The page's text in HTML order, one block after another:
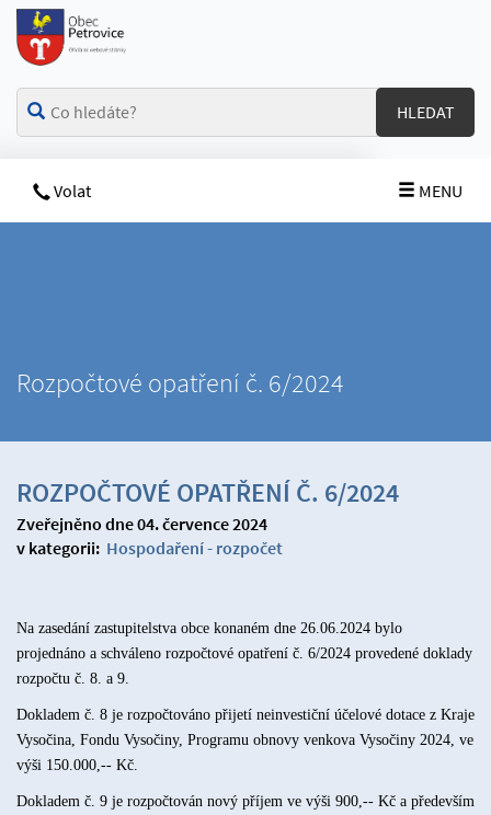
HLEDAT
MENU
Volat
Rozpočtové opatření č. 6/2024
ROZPOČTOVÉ OPATŘENÍ Č. 6/2024
Zveřejněno dne 04. července 2024
v kategorii: Hospodaření - rozpočet
Na zasedání zastupitelstva obce konaném dne 26.06.2024 bylo
projednáno a schváleno rozpočtové opatření č. 6/2024 provedené doklady
rozpočtu č. 8. a 9.
Dokladem č. 8 je rozpočtováno přijetí neinvestiční účelové dotace z Kraje
Vysočina, Fondu Vysočiny, Programu obnovy venkova Vysočiny 2024, ve
výši 150.000,-- Kč.
Dokladem č. 9 je rozpočtován nový příjem ve výši 900,-- Kč a především